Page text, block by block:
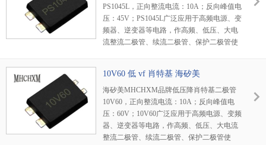
PS1045L，正向整流电流：10A；反向峰值电
压：45V；PS1045L广泛应用于高频电源、变
频器、逆变器等电路，作高频、低压、大电
流整流二极管、续流二极管、保护二极管使
10V60 低 vf 肖特基 海矽美
海矽美MHCHXM品牌低压降肖特基二极管
10V60，正向整流电流：10A；反向峰值电
压：60V；10V60广泛应用于高频电源、变频
器、逆变器等电路，作高频、低压、大电流
整流二极管、续流二极管、保护二极管使